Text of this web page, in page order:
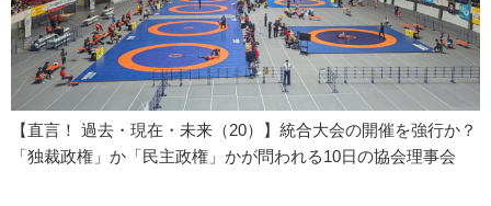
【直言！ 過去・現在・未来（20）】統合大会の開催を強行か？
「独裁政権」か「民主政権」かが問われる10日の協会理事会